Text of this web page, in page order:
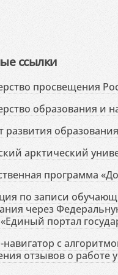
ссылки
просвещения
образования и
развития
арктический
программа
по записи
через
портал
с
отзывов о работе